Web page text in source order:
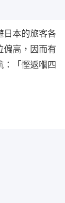
日本的旅客各
偏高，因而有
：「慳返嗰四